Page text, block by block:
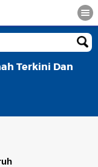
Terkini Dan